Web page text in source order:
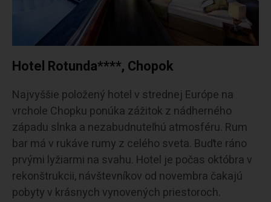
Hotel Rotunda****, Chopok
Najvyššie položený hotel v strednej Európe na
vrchole Chopku ponúka zážitok z nádherného
západu slnka a nezabudnuteľnú atmosféru. Rum
bar má v rukáve rumy z celého sveta. Buďte ráno
prvými lyžiarmi na svahu. Hotel je počas októbra v
rekonštrukcii, návštevníkov od novembra čakajú
pobyty v krásnych vynovených priestoroch.